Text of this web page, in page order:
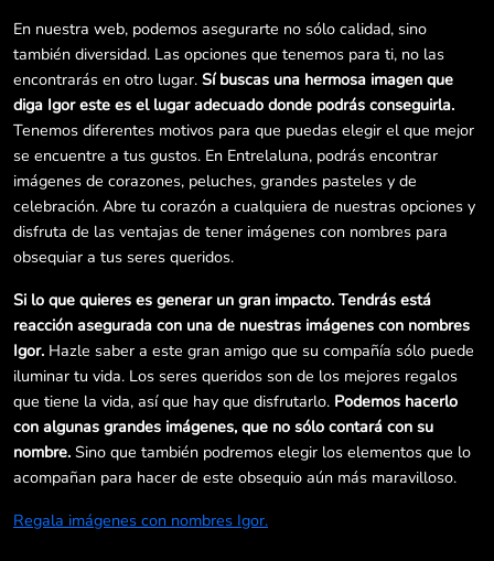
En nuestra web, podemos asegurarte no sólo calidad, sino
también diversidad. Las opciones que tenemos para ti, no las
encontrarás en otro lugar. Sí buscas una hermosa imagen que
diga Igor este es el lugar adecuado donde podrás conseguirla.
Tenemos diferentes motivos para que puedas elegir el que mejor
se encuentre a tus gustos. En Entrelaluna, podrás encontrar
imágenes de corazones, peluches, grandes pasteles y de
celebración. Abre tu corazón a cualquiera de nuestras opciones y
disfruta de las ventajas de tener imágenes con nombres para
obsequiar a tus seres queridos.
Si lo que quieres es generar un gran impacto. Tendrás está
reacción asegurada con una de nuestras imágenes con nombres
Igor. Hazle saber a este gran amigo que su compañía sólo puede
iluminar tu vida. Los seres queridos son de los mejores regalos
que tiene la vida, así que hay que disfrutarlo. Podemos hacerlo
con algunas grandes imágenes, que no sólo contará con su
nombre. Sino que también podremos elegir los elementos que lo
acompañan para hacer de este obsequio aún más maravilloso.
Regala imágenes con nombres Igor.